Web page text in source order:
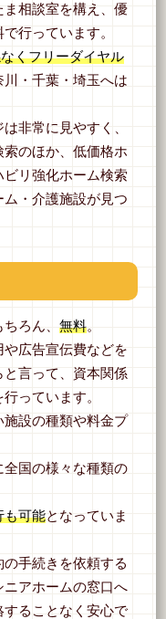
ま相談室を構え、優
行っています。
くフリーダイヤル
・千葉・埼玉へは
非常に見やすく、
のほか、低価格ホ
リ強化ホーム検索
・介護施設が見つ
ちろん、無料。
広告宣伝費などを
言って、資本関係
っています。
設の種類や料金プ
国の様々な種類の
も可能となっていま
手続きを依頼する
ニアホームの窓口へ
ることなく安心で